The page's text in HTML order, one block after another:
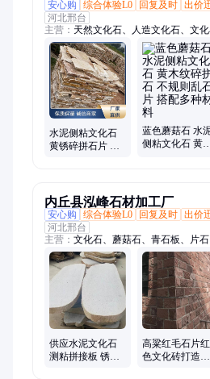
安心购
综合体验L0 回复及时 出价
河北邢台
主营： 天然文化石、人造文化石、文
石、砌墙石、垒墙石、片石、外墙文
石、灰色文化石、流水石、薄石片、
文化石、碎拼石、山皮石、铺地石、
散石片、蘑菇石
水泥侧粘文化石
黄锈碎拼石片 黄
蓝色蘑菇石 水
侧粘文化石 黄
内丘县泓峰石材加工厂
安心购
综合体验L0 回复及时 出价
河北邢台
主营： 文化石、蘑菇石、青石板、片
石、景观石、乱石板、挡墙石、踏步
石、天然文化石、碎拼石、人造文化
铺地石、乱石片、护坡石、毛石、干
供应水泥文化石
测粘拼接板 锈色
高粱红毛石片红
色文化砖打造特